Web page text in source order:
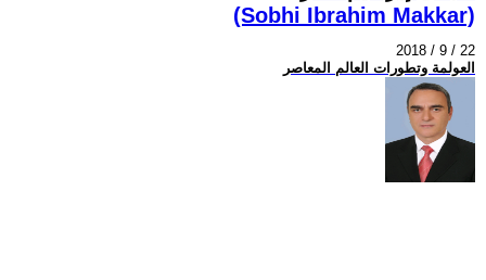
(Sobhi Ibrahim Makkar)
2018 / 9 / 22
العولمة وتطورات العالم المعاصر